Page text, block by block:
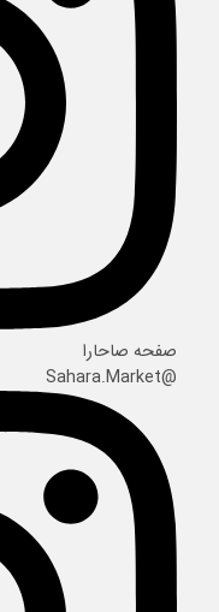
صفحه صاحارا
@Sahara.Market